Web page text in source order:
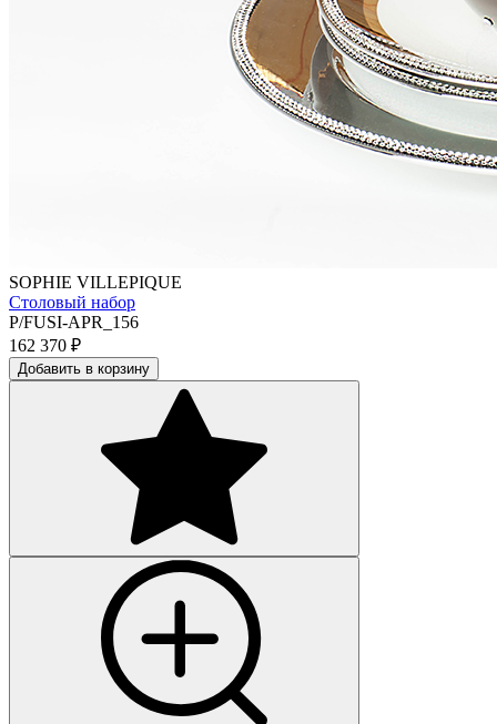
SOPHIE VILLEPIQUE
Столовый набор
P/FUSI-APR_156
162 370 ₽
Добавить в корзину